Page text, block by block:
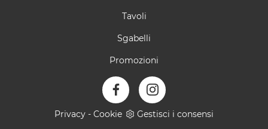
Tavoli
Sgabelli
Promozioni
Privacy - Cookie Gestisci i consensi